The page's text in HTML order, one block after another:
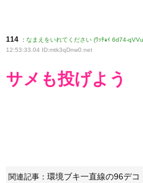
114 : なまえをいれてください (ﾜｯﾁｮｲ 6d74-
12:53:33.04 ID:mtk3qDnw0 .net
サメも投げよう
関連記事： 環境ブキ一直線の96デ